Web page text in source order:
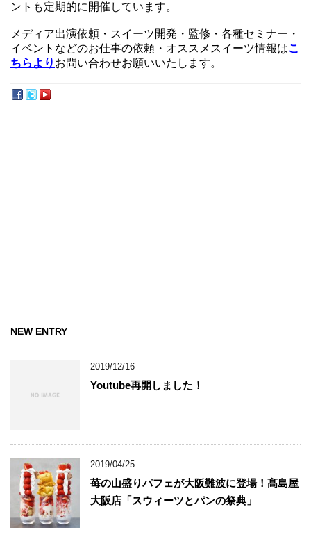
ントも定期的に開催しています。
メディア出演依頼・スイーツ開発・監修・各種セミナー・
イベントなどのお仕事の依頼・オススメスイーツ情報はこ
ちらより お問い合わせお願いいたします。
NEW ENTRY
2019/12/16
Youtube再開しました！
2019/04/25
苺の山盛りパフェが大阪難波に登場！髙島屋
大阪店「スウィーツとパンの祭典」